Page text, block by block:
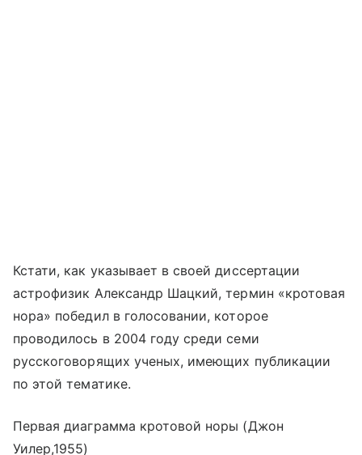
Кстати, как указывает в своей диссертации
астрофизик Александр Шацкий, термин «кротовая
нора» победил в голосовании, которое
проводилось в 2004 году среди семи
русскоговорящих ученых, имеющих публикации
по этой тематике.
Первая диаграмма кротовой норы (Джон
Уилер,1955)